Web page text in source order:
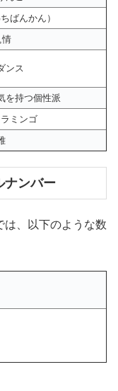
ばんかん）
情
ンス
を持つ個性派
ミンゴ
ナンバー
は、以下のような数